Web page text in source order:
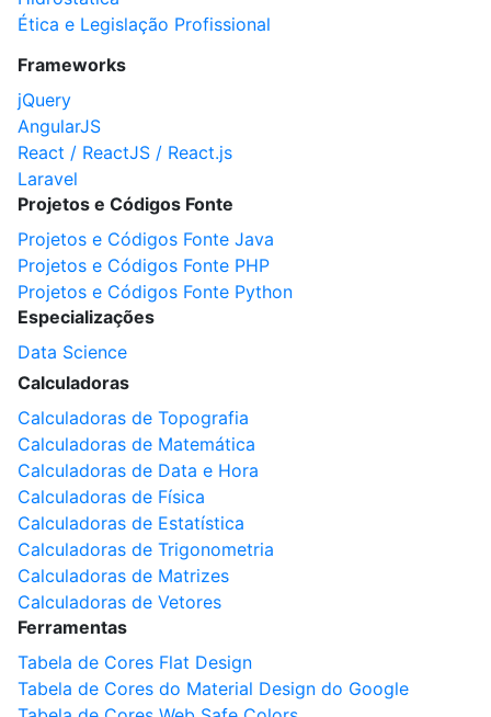
Ética e Legislação Profissional
Frameworks
jQuery
AngularJS
React / ReactJS / React.js
Laravel
Projetos e Códigos Fonte
Projetos e Códigos Fonte Java
Projetos e Códigos Fonte PHP
Projetos e Códigos Fonte Python
Especializações
Data Science
Calculadoras
Calculadoras de Topografia
Calculadoras de Matemática
Calculadoras de Data e Hora
Calculadoras de Física
Calculadoras de Estatística
Calculadoras de Trigonometria
Calculadoras de Matrizes
Calculadoras de Vetores
Ferramentas
Tabela de Cores Flat Design
Tabela de Cores do Material Design do Google